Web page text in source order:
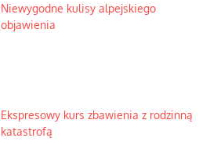
Niewygodne kulisy alpejskiego
objawienia
Ekspresowy kurs zbawienia z rodzinną
katastrofą